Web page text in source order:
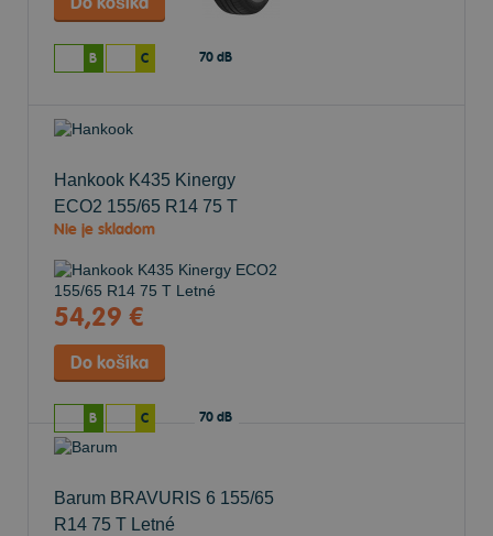
B C 70 dB
Hankook K435 Kinergy
ECO2 155/65 R14 75 T
Letné
Nie je skladom
54,29 €
B C 70 dB
Barum BRAVURIS 6 155/65
R14 75 T Letné